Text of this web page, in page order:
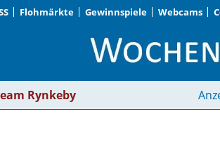
Flohmärkte Gewinnspiele Webcams
Aquarelle |
Rynkeby